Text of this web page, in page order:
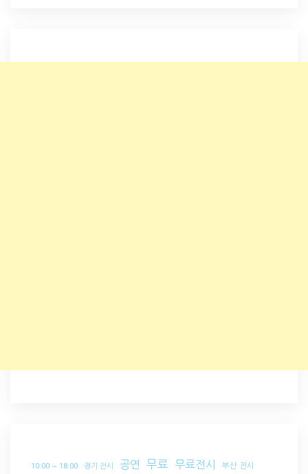
10:00 ~ 18:00 경기 전시 공연 무료 무료전시 부산 전시